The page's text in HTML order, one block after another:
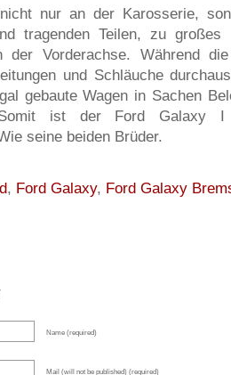
nur an der Karosserie,
tragenden Teilen, zu großes
der Vorderachse. Während
und Schläuche
gebaute Wagen in Sachen
ist der Ford Galaxy I
seine beiden Brüder.
, Ford Galaxy, Ford Galaxy
Name (required)
Mail (will not be published) (required)